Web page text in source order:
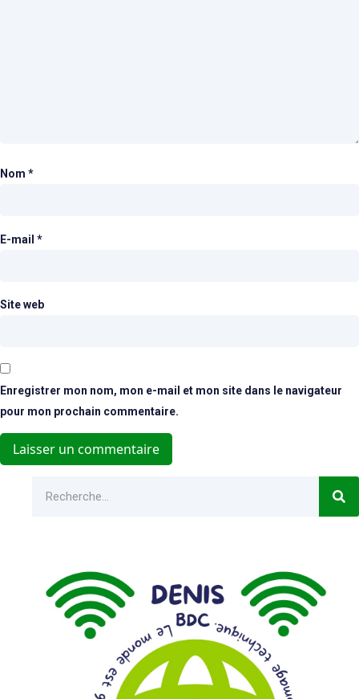
Nom *
E-mail *
Site web
Enregistrer mon nom, mon e-mail et mon site dans le navigateur
pour mon prochain commentaire.